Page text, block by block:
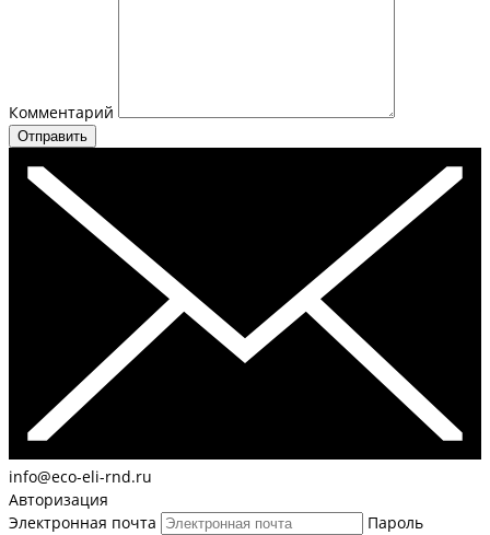
Комментарий
Отправить
info@eco-eli-rnd.ru
Авторизация
Электронная почта
Пароль